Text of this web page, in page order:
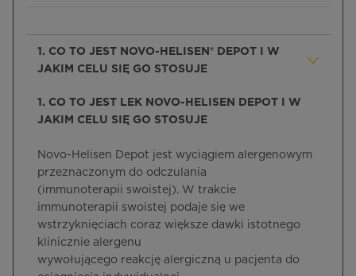
1. CO TO JEST NOVO-HELISEN® DEPOT I W
JAKIM CELU SIĘ GO STOSUJE
1. CO TO JEST LEK NOVO-HELISEN DEPOT I W
JAKIM CELU SIĘ GO STOSUJE
Novo-Helisen Depot jest wyciągiem alergenowym
przeznaczonym do odczulania
(immunoterapii swoistej). W trakcie
immunoterapii swoistej podaje się we
wstrzyknięciach coraz większe dawki istotnego
klinicznie alergenu
wywołującego reakcję alergiczną u pacjenta do